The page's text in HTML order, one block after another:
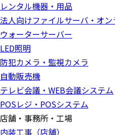
レンタル機器・用品
法人向けファイルサーバ・オ
ウォーターサーバー
LED照明
防犯カメラ・監視カメラ
自動販売機
テレビ会議・WEB会議システム
POSレジ・POSシステム
店舗・事務所・工場
内装工事（店舗）